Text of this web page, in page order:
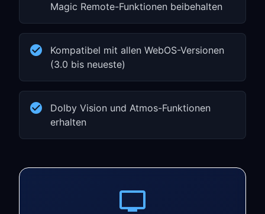
Magic Remote-Funktionen beibehalten
Kompatibel mit allen WebOS-Versionen
(3.0 bis neueste)
Dolby Vision und Atmos-Funktionen
erhalten